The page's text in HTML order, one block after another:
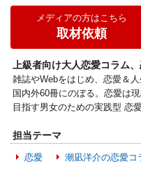
メディアの方はこちら
取材依頼
上級者向け大人恋愛コラム
雑誌やWebをはじめ、恋愛＆
国内外60冊にのぼる。恋愛は
目指す男女のための実践型 恋
担当テーマ
恋愛 潮凪洋介の恋愛コ